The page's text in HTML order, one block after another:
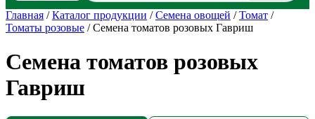
Главная /Каталог продукции /Семена овощей /Томат /
Томаты розовые /Семена томатов розовых Гавриш
Семена томатов розовых
Гавриш